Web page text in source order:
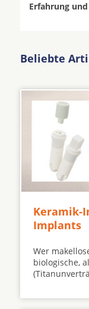
Erfahrung
Beliebte
Keramik-
Implants
Wer
biologische,